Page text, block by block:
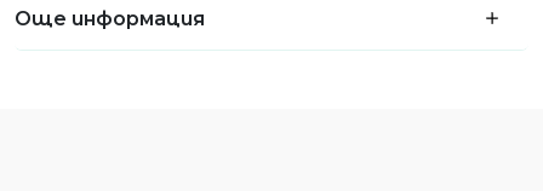
Още информация